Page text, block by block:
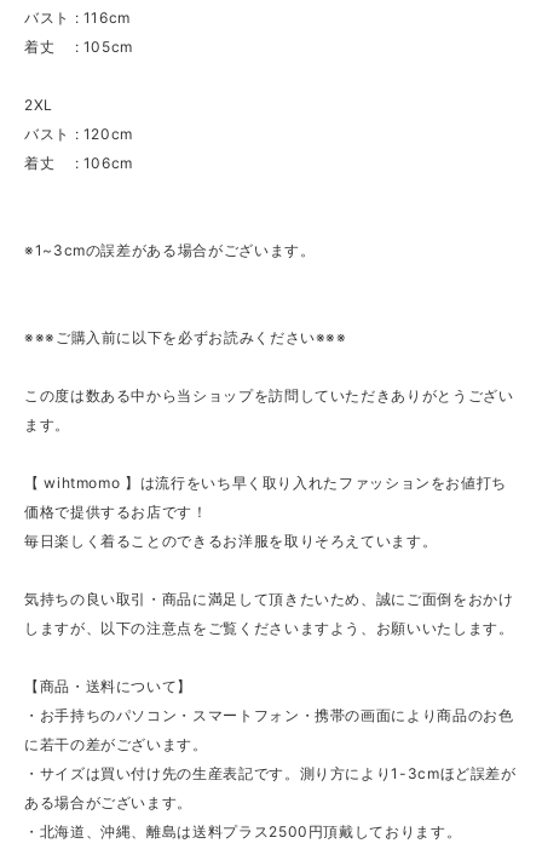
バスト : 116cm
着丈 : 105cm
2XL
バスト : 120cm
着丈 : 106cm
※1~3cmの誤差がある場合がございます。
※※※ご購入前に以下を必ずお読みください※※※
この度は数ある中から当ショップを訪問していただきありがとうござい
ます。
【 wihtmomo 】は流行をいち早く取り入れたファッションをお値打ち
価格で提供するお店です！
毎日楽しく着ることのできるお洋服を取りそろえています。
気持ちの良い取引・商品に満足して頂きたいため、誠にご面倒をおかけ
しますが、以下の注意点をご覧くださいますよう、お願いいたします。
【商品・送料について】
・お手持ちのパソコン・スマートフォン・携帯の画面により商品のお色
に若干の差がございます。
・サイズは買い付け先の生産表記です。測り方により1-3cmほど誤差が
ある場合がございます。
・北海道、沖縄、離島は送料プラス2500円頂戴しております。